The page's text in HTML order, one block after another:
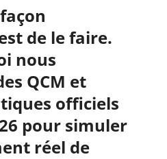
de le faire.
nous
QCM et
officiels
pour simuler
réel de